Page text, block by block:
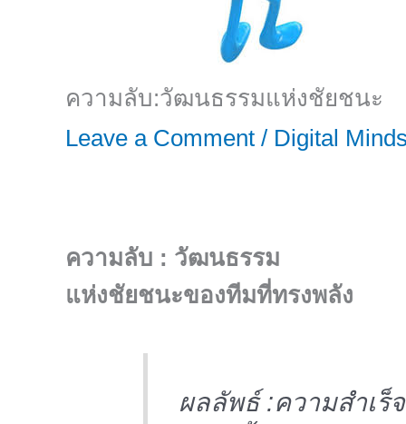
ความลับ:วัฒนธรรมแห่งชัยชนะ
Leave a Comment / Digital
ความลับ : วัฒนธรรม
แห่งชัยชนะของทีมที่ทรงพลัง
ผลลัพธ์ :ความสำเร็จ